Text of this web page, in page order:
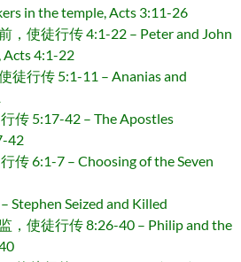
in the temple, Acts 3:11-26
，使徒行传 4:1-22 – Peter and John
Acts 4:1-22
徒行传 5:1-11 – Ananias and
传 5:17-42 – The Apostles
42
传 6:1-7 – Choosing of the Seven
Stephen Seized and Killed
，使徒行传 8:26-40 – Philip and the